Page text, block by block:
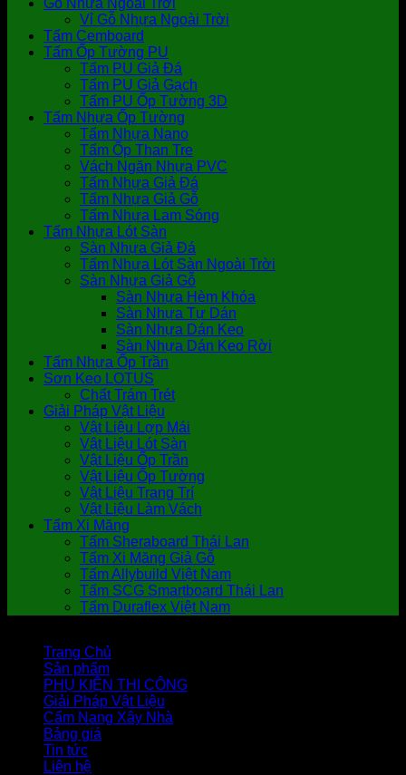
Gỗ Nhựa Ngoài Trời
Vỉ Gỗ Nhựa Ngoài Trời
Tấm Cemboard
Tấm Ốp Tường PU
Tấm PU Giả Đá
Tấm PU Giả Gạch
Tấm PU Ốp Tường 3D
Tấm Nhựa Ốp Tường
Tấm Nhựa Nano
Tấm Ốp Than Tre
Vách Ngăn Nhựa PVC
Tấm Nhựa Giả Đá
Tấm Nhựa Giả Gỗ
Tấm Nhựa Lam Sóng
Tấm Nhựa Lót Sàn
Sàn Nhựa Giả Đá
Tấm Nhựa Lót Sàn Ngoài Trời
Sàn Nhựa Giả Gỗ
Sàn Nhựa Hèm Khóa
Sàn Nhựa Tự Dán
Sàn Nhựa Dán Keo
Sàn Nhựa Dán Keo Rời
Tấm Nhựa Ốp Trần
Sơn Keo LOTUS
Chất Trám Trét
Giải Pháp Vật Liệu
Vật Liệu Lợp Mái
Vật Liệu Lót Sàn
Vật Liệu Ốp Trần
Vật Liệu Ốp Tường
Vật Liệu Trang Trí
Vật Liệu Làm Vách
Tấm Xi Măng
Tấm Sheraboard Thái Lan
Tấm Xi Măng Giả Gỗ
Tấm Allybuild Việt Nam
Tấm SCG Smartboard Thái Lan
Tấm Duraflex Việt Nam
Trang Chủ
Sản phẩm
PHỤ KIỆN THI CÔNG
Giải Pháp Vật Liệu
Cẩm Nang Xây Nhà
Bảng giá
Tin tức
Liên hệ